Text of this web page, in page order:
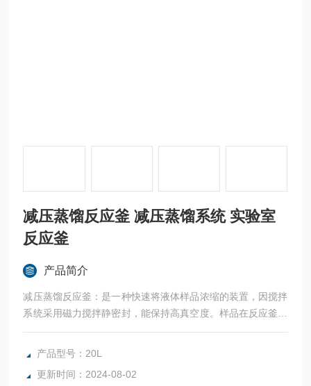
减压蒸馏反应釜 减压蒸馏系统 实验室
反应釜
产品简介
减压蒸馏反应釜：是一种快速将液体样品浓缩的装置，因搅拌
系统采用磁力搅拌静密封，能保持高真空度。样品在反应釜中
加热、减压，并通过搅拌系统不断地旋转增大蒸发表面积，加
快蒸发速度。 主要用于医药、化工和生物制药等行业的浓
馏系统 实验室反应釜 可定制生产。
产品型号：20L
更新时间：2024-08-02